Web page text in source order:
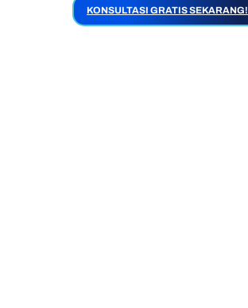
KONSULTASI GRATIS SEKARANG!